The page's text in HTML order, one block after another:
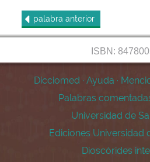
palabra anterior
ISBN:
Dicciomed · Ayuda ·
Palabras
Universidad de
Ediciones Universidad
Dioscórides